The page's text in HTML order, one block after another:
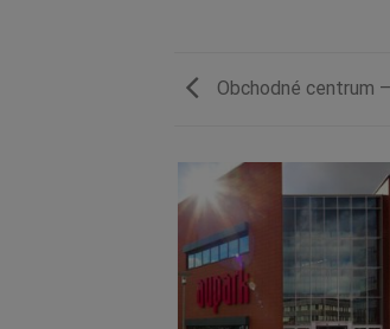
Obchodné centrum